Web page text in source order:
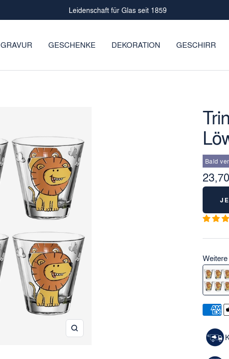
Leidenschaft für Glas seit 1859
GRAVUR GESCHENKE DEKORATION GESCHIRR
Zoom
Weiter
Bald